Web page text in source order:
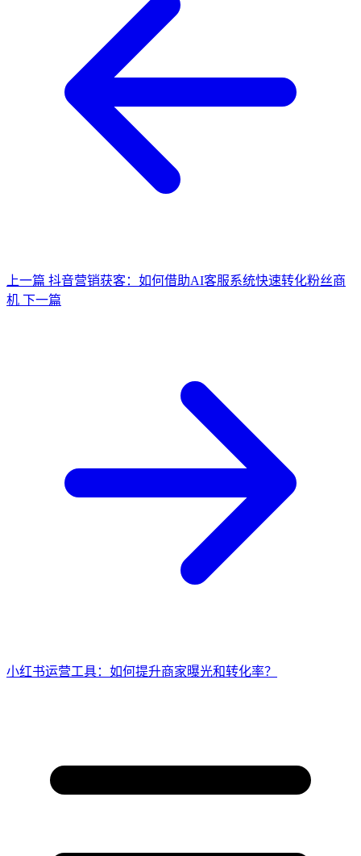
上一篇 抖音营销获客：如何借助AI客服系统快速转化粉丝商
机 下一篇
小红书运营工具：如何提升商家曝光和转化率？